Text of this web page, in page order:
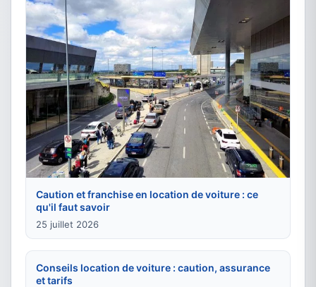
Caution et franchise en location de voiture : ce
qu'il faut savoir
25 juillet 2026
Conseils location de voiture : caution, assurance
et tarifs